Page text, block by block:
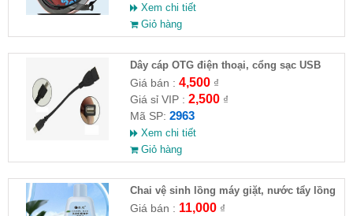
Xem chi tiết
Giỏ hàng
Dây cáp OTG điện thoại, cổng sạc USB
Giá bán : 4,500₫
Giá sỉ VIP : 2,500₫
Mã SP: 2963
Xem chi tiết
Giỏ hàng
Chai vệ sinh lồng máy giặt, nước tẩy lồng
máy giặt CLEANING FLUID
Giá bán : 11,000₫